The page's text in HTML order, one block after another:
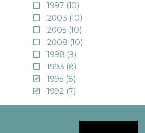
1997 (10)
2003 (10)
2005 (10)
2008 (10)
1998 (9)
1993 (8)
1995 (8)
1992 (7)